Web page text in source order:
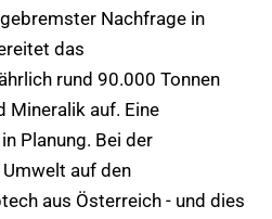
Nachfrage in
das
rund 90.000 Tonnen
Mineralik auf. Eine
Planung. Bei der
auf den
aus Österreich - und dies